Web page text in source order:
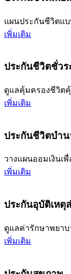
แผนประกันชีวิตแ
เพิ่มเติม
ประกันชีวิตชั่วร
ดูแลคุ้มครองชีวิตคุ้
เพิ่มเติม
ประกันชีวิตบำ
วางแผนออมเงินเ
เพิ่มเติม
ประกันอุบัติเหตุ
ดูแลค่ารักษาพยา
เพิ่มเติม